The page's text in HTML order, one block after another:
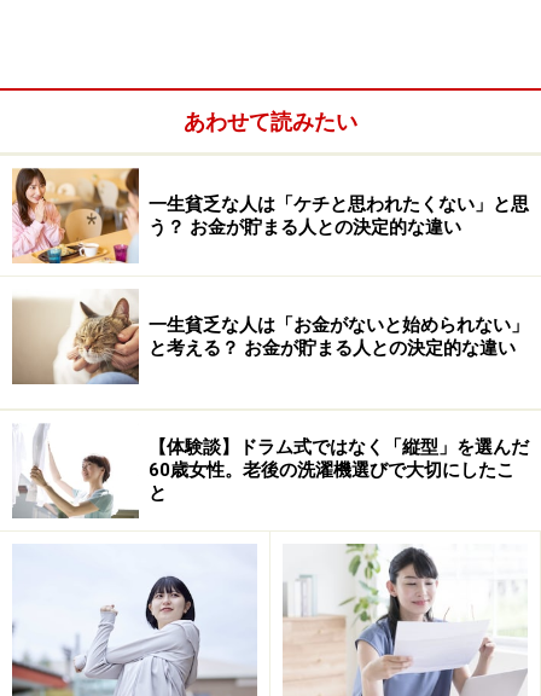
お金がない、やることがない、人間関係も限られてい
る……。そうした老後の不安も、「嫌いなこと」を軸に考
えることで、無駄な選択肢を一つひとつ削ぎ落としてい
やみくもに「好きなこと」を探して、試行錯誤にお金と
時間を使うより、よほど実践的です。
あわせて読みたい
一生貧乏な人は「ケチと思われたくない」と思
う？ お金が貯まる人との決定的な違い
一生貧乏な人は「お金がないと始められない」
と考える？ お金が貯まる人との決定的な違い
【体験談】ドラム式ではなく「縦型」を選んだ
60歳女性。老後の洗濯機選びで大切にしたこ
と